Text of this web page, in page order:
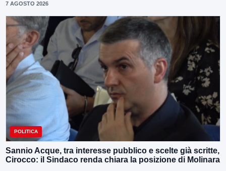
7 AGOSTO 2026
POLITICA
Sannio Acque, tra interesse pubblico e scelte già scritte,
Cirocco: il Sindaco renda chiara la posizione di Molinara